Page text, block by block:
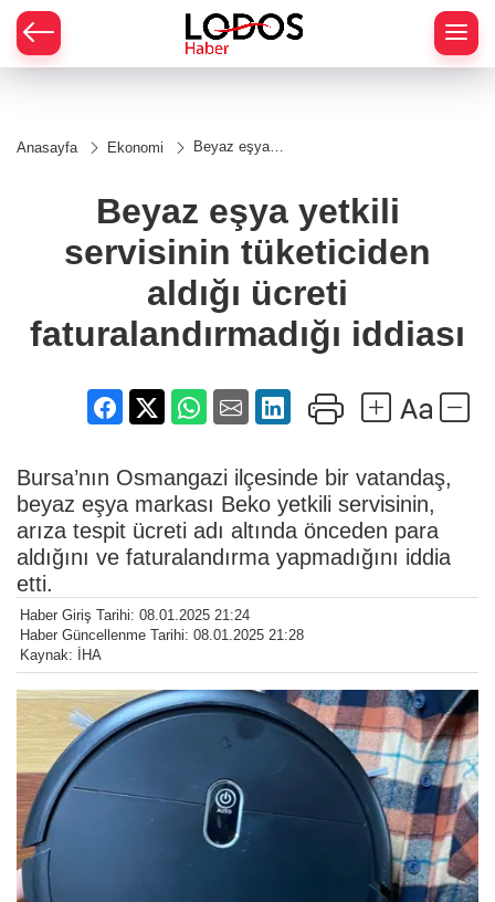
Anasayfa Ekonomi
Beyaz eşya
faturalandırmadığı
Beyaz eşya yetkili
servisinin tüketiciden
aldığı ücreti
faturalandırmadığı iddiası
Bursa’nın Osmangazi ilçesinde bir vatandaş,
beyaz eşya markası Beko yetkili servisinin,
arıza tespit ücreti adı altında önceden para
aldığını ve faturalandırma yapmadığını iddia
etti.
Haber Giriş Tarihi: 08.01.2025 21:24
Haber Güncellenme Tarihi: 08.01.2025 21:28
Kaynak: İHA